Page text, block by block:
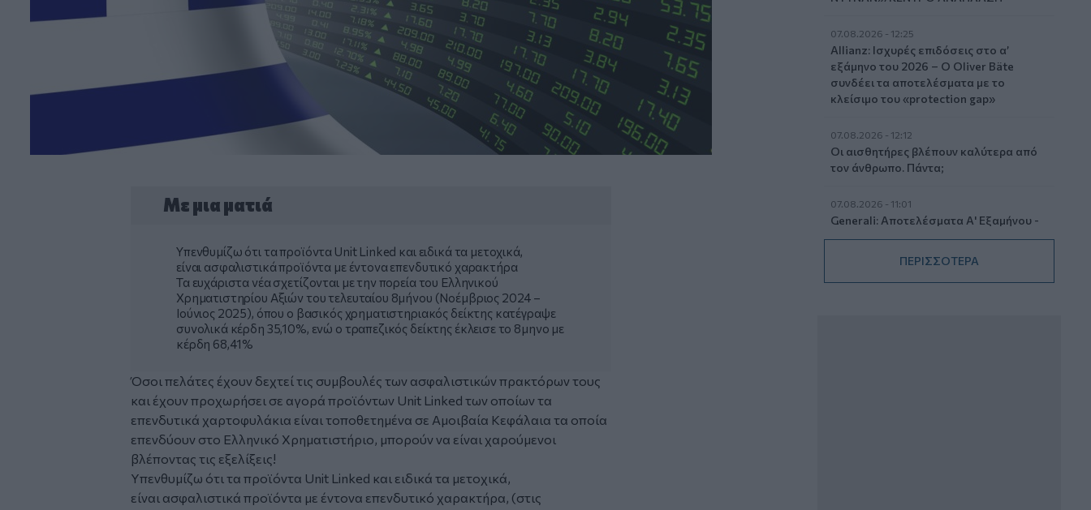
Με μια ματιά
Υπενθυμίζω ότι τα προϊόντα Unit Linked και ειδικά τα μετοχικά,
είναι ασφαλιστικά προϊόντα με έντονα επενδυτικό χαρακτήρα
Τα ευχάριστα νέα σχετίζονται με την πορεία του Ελληνικού
Χρηματιστηρίου Αξιών του τελευταίου 8μήνου (Νοέμβριος 2024 –
Ιούνιος 2025), όπου ο βασικός χρηματιστηριακός δείκτης κατέγραψε
συνολικά κέρδη 35,10%, ενώ ο τραπεζικός δείκτης έκλεισε το 8μηνο με
κέρδη 68,41%
Όσοι πελάτες έχουν δεχτεί τις συμβουλές των ασφαλιστικών πρακτόρων τους
και έχουν προχωρήσει σε αγορά προϊόντων Unit Linked των οποίων τα
επενδυτικά χαρτοφυλάκια είναι τοποθετημένα σε Αμοιβαία Κεφάλαια τα οποία
επενδύουν στο Ελληνικό Χρηματιστήριο, μπορούν να είναι χαρούμενοι
βλέποντας τις εξελίξεις!
Υπενθυμίζω ότι τα προϊόντα Unit Linked και ειδικά τα μετοχικά,
είναι ασφαλιστικά προϊόντα με έντονα επενδυτικό χαρακτήρα, (στις
07.08.2026 - 12:25
Allianz: Ισχυρές επιδόσεις στο α’
εξάμηνο του 2026 – Ο Oliver Bäte
συνδέει τα αποτελέσματα με το
κλείσιμο του «protection gap»
07.08.2026 - 12:12
Οι αισθητήρες βλέπουν καλύτερα από
τον άνθρωπο. Πάντα;
07.08.2026 - 11:01
Generali: Αποτελέσματα Α' Εξαμήνου -
Εξαιρετική ανάπτυξη στα Λειτουργικά
Αποτελέσματα με συμβολή από όλες
τις επιχειρηματικές δραστηριότητες
ΠΕΡΙΣΣΟΤΕΡΑ